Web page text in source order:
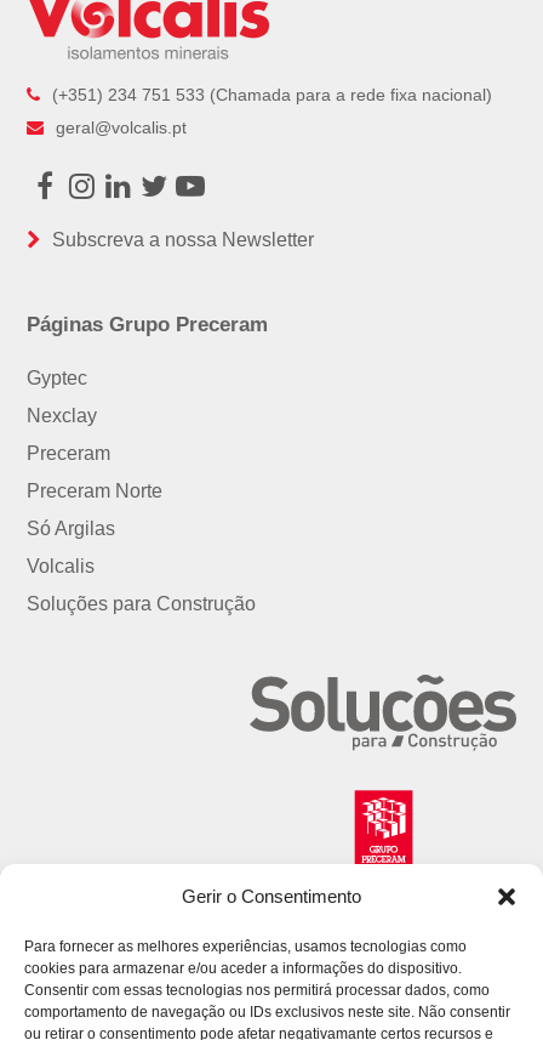
Gerir o Consentimento
Para fornecer as melhores experiências, usamos tecnologias como
cookies para armazenar e/ou aceder a informações do dispositivo.
Consentir com essas tecnologias nos permitirá processar dados, como
comportamento de navegação ou IDs exclusivos neste site. Não consentir
ou retirar o consentimento pode afetar negativamante certos recursos e
(+351) 234 751 533 (Chamada para a rede fixa nacional)
geral@volcalis.pt
Facebook
Instagram
LinkedIn
TwitterYoutube
Subscreva a nossa Newsletter
Páginas Grupo Preceram
Gyptec
Nexclay
Preceram
Preceram Norte
Só Argilas
Volcalis
Soluções para Construção